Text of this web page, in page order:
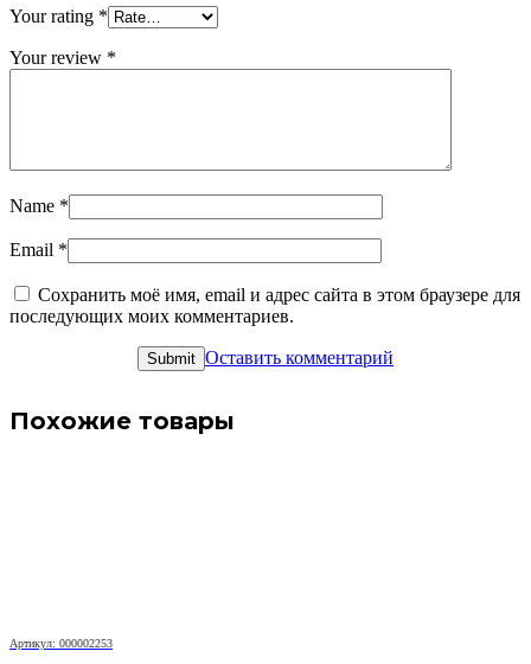
Your rating *
Your review *
Name *
Email *
Сохранить моё имя, email и адрес сайта в этом браузере для
последующих моих комментариев.
Оставить комментарий
Похожие товары
Артикул: 000002253